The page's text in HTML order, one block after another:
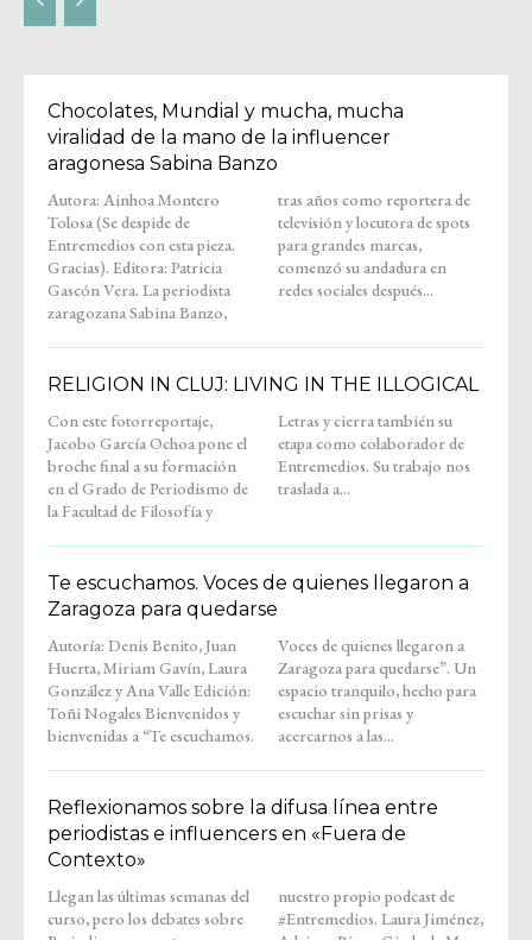
Chocolates, Mundial y mucha, mucha
viralidad de la mano de la influencer
aragonesa Sabina Banzo
Autora: Ainhoa Montero
Tolosa (Se despide de
Entremedios con esta pieza.
Gracias). Editora: Patricia
Gascón Vera. La periodista
zaragozana Sabina Banzo,
tras años como reportera de
televisión y locutora de spots
para grandes marcas,
comenzó su andadura en
redes sociales después...
RELIGION IN CLUJ: LIVING IN THE ILLOGICAL
Con este fotorreportaje,
Jacobo García Ochoa pone el
broche final a su formación
en el Grado de Periodismo de
la Facultad de Filosofía y
Letras y cierra también su
etapa como colaborador de
Entremedios. Su trabajo nos
traslada a...
Te escuchamos. Voces de quienes llegaron a
Zaragoza para quedarse
Autoría: Denis Benito, Juan
Huerta, Miriam Gavín, Laura
González y Ana Valle Edición:
Toñi Nogales Bienvenidos y
bienvenidas a “Te escuchamos.
Voces de quienes llegaron a
Zaragoza para quedarse”. Un
espacio tranquilo, hecho para
escuchar sin prisas y
acercarnos a las...
Reflexionamos sobre la difusa línea entre
periodistas e influencers en «Fuera de
Contexto»
Llegan las últimas semanas del
curso, pero los debates sobre
nuestro propio podcast de
#Entremedios. Laura Jiménez,